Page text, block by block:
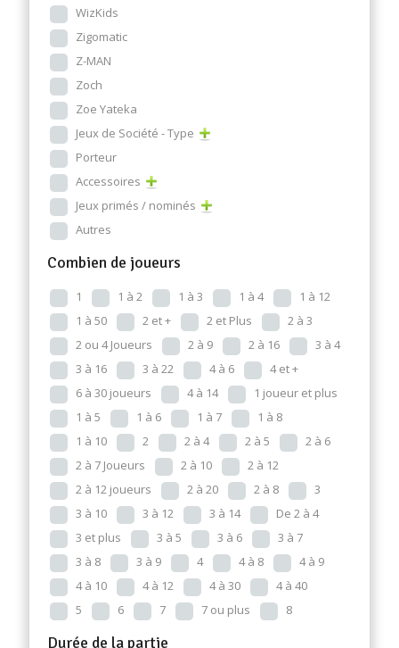
WizKids
Zigomatic
Z-MAN
Zoch
Zoe Yateka
Jeux de Société - Type
Porteur
Accessoires
Jeux primés / nominés
Autres
Combien de joueurs
1 1 à 2 1 à 3 1 à 4
1 à 12
1 à 50
2 et + 2 et Plus
2 à 3
2 ou 4 Joueurs
2 à 9 2 à 16
3 à 4
3 à 16
3 à 22 4 à 6
4 et +
6 à 30 joueurs
4 à 14
1 joueur et plus
1 à 5
1 à 6 1 à 7
1 à 8
1 à 10
2 2 à 4 2 à 5
2 à 6
2 à 7 Joueurs
2 à 10
2 à 12
2 à 12 joueurs
2 à 20 2 à 8
3
3 à 10
3 à 12 3 à 14
De 2 à 4
3 et plus
3 à 5 3 à 6
3 à 7
3 à 8
3 à 9 4 4 à 8
4 à 9
4 à 10
4 à 12 4 à 30
4 à 40
5
6 7 7 ou plus 8
Durée de la partie